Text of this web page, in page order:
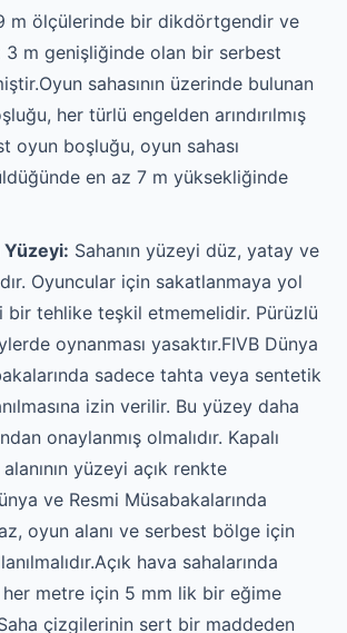
m ölçülerinde bir dikdörtgendir ve
3 m genişliğinde olan bir serbest
sahasının üzerinde bulunan
her türlü engelden arındırılmış
oyun boşluğu, oyun sahası
en az 7 m yüksekliğinde
Yüzeyi: Sahanın yüzeyi düz, yatay ve
Oyuncular için sakatlanmaya yol
bir tehlike teşkil etmemelidir. Pürüzlü
oynanması yasaktır.FIVB Dünya
sadece tahta veya sentetik
izin verilir. Bu yüzey daha
onaylanmış olmalıdır. Kapalı
yüzeyi açık renkte
ve Resmi Müsabakalarında
oyun alanı ve serbest bölge için
hava sahalarında
her metre için 5 mm lik bir eğime
çizgilerinin sert bir maddeden